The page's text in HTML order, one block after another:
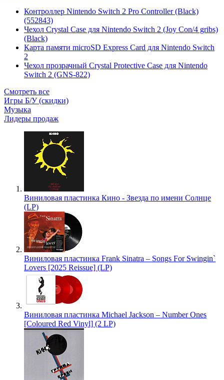
Контроллер Nintendo Switch 2 Pro Controller (Black)
(552843)
Чехол Сrystal Сase для Nintendo Switch 2 (Joy Con/4 gribs)
(Black)
Карта памяти microSD Express Card для Nintendo Switch
2
Чехол прозрачный Crystal Protective Case для Nintendo
Switch 2 (GNS-822)
Смотреть все
Игры Б/У (скидки)
Музыка
Лидеры продаж
Виниловая пластинка Кино - Звезда по имени Солнце
(LP)
Виниловая пластинка Frank Sinatra – Songs For Swingin`
Lovers [2025 Reissue] (LP)
Виниловая пластинка Michael Jackson – Number Ones
[Coloured Red Vinyl] (2 LP)